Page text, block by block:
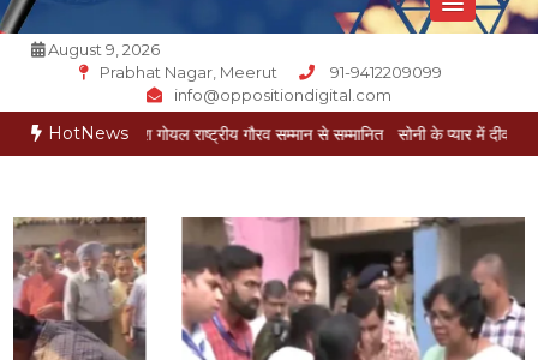
August 9, 2026
Prabhat Nagar, Meerut
91-9412209099
info@oppositiondigital.com
HotNews
मुकेश गोयल राष्ट्रीय गौरव सम्मान से सम्मानित सोनी के प्यार में दीवानी सीता पहुंची मेरठ